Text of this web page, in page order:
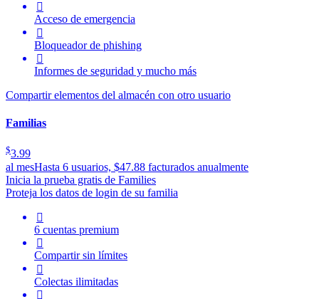

Acceso de emergencia

Bloqueador de phishing

Informes de seguridad y mucho más
Compartir elementos del almacén con otro usuario
Familias
$3.99
al mesHasta 6 usuarios, $47.88 facturados anualmente
Inicia la prueba gratis de Families
Proteja los datos de login de su familia

6 cuentas premium

Compartir sin límites

Colectas ilimitadas
